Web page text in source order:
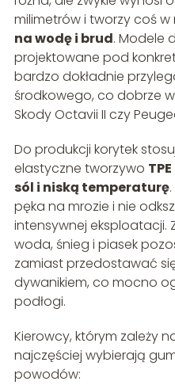
milimetrów i tworzy coś w
na wodę i brud. Modele
projektowane pod
bardzo dokładnie
środkowego, co dobrze
Skody Octavii II czy
Do produkcji korytek
elastyczne tworzywo
sól i niską temperaturę
pęka na mrozie i nie
intensywnej eksploatacji.
woda, śnieg i piasek
zamiast przedostawać
dywanikiem, co mocno
podłogi.
Kierowcy, którym zależy
najczęściej wybierają
powodów: